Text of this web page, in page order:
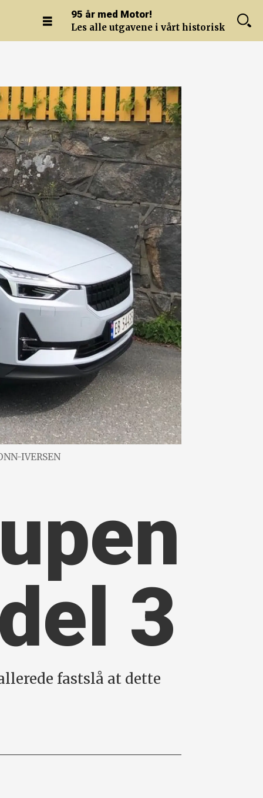
95 år med Motor!
Les alle utgavene i vårt historiske arkiv.
IVERSEN
3
fastslå at dette